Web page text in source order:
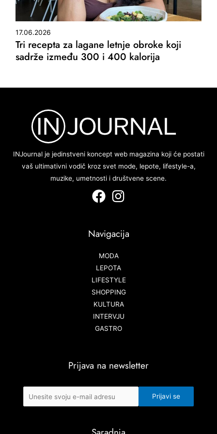
17.06.2026
Tri recepta za lagane letnje obroke koji
sadrže između 300 i 400 kalorija
INJournal je jedinstveni koncept web magazina koji će postati
vaš ultimativni vodič kroz svet mode, lepote, lifestyle-a,
muzike, umetnosti i društvene scene.
Navigacija
MODA
LEPOTA
LIFESTYLE
SHOPPING
KULTURA
INTERVJU
GASTRO
Prijava na newsletter